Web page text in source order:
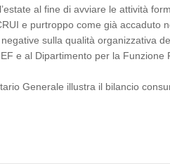
al fine di avviare le attività
e purtroppo come già accaduto
sulla qualità organizzativa
e al Dipartimento per la Funzione
Generale illustra il bilancio